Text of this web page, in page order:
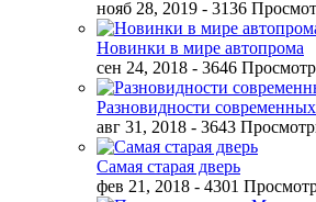
нояб 28, 2019 - 3136
Новинки в мире автопрома
сен 24, 2018 - 3646
Разновидности
авг 31, 2018 - 3643
Самая старая дверь
фев 21, 2018 - 4301